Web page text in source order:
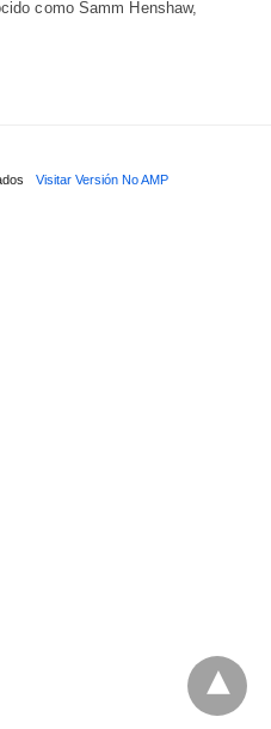
como Samm Henshaw,
Visitar Versión No AMP